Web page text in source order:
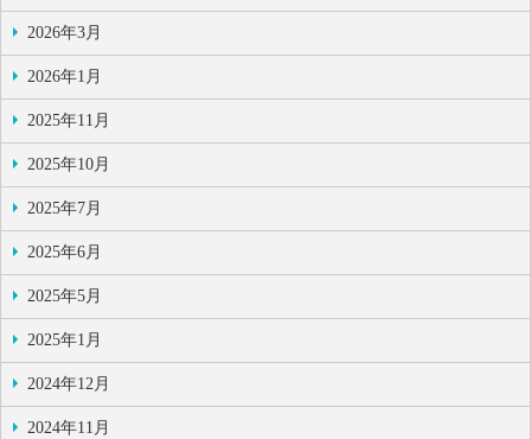
2026年3月
2026年1月
2025年11月
2025年10月
2025年7月
2025年6月
2025年5月
2025年1月
2024年12月
2024年11月